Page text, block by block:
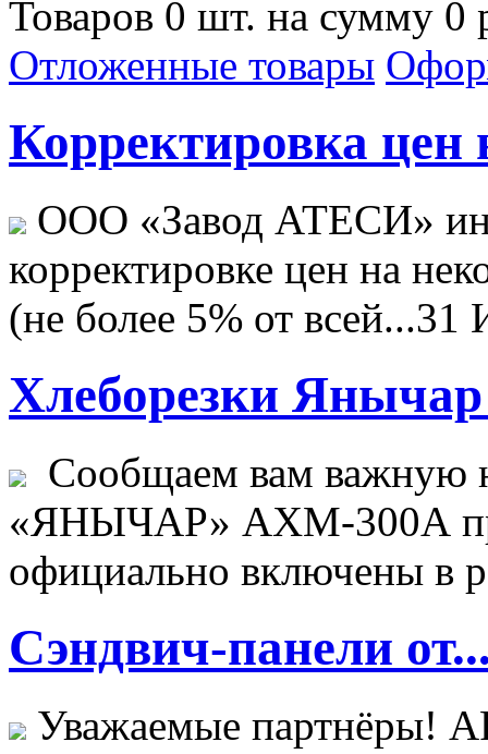
Товаров 0 шт. на сумму 0
Отложенные товары
Корректировка цен
ООО «Завод АТЕСИ»
корректировке цен на
(не более 5% от всей...31
Хлеборезки Янычар
Сообщаем вам важную
«ЯНЫЧАР» АХМ-300А
официально включены в
Сэндвич-панели
Уважаемые